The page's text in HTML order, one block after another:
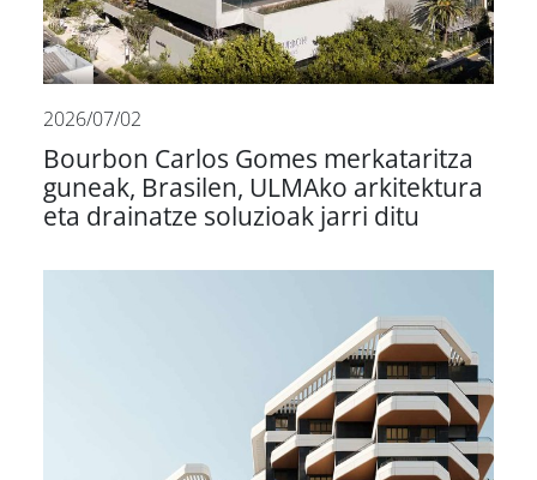
2026/07/02
Bourbon Carlos Gomes merkataritza
guneak, Brasilen, ULMAko arkitektura
eta drainatze soluzioak jarri ditu